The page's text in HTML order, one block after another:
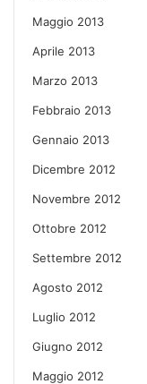
Maggio 2013
Aprile 2013
Marzo 2013
Febbraio 2013
Gennaio 2013
Dicembre 2012
Novembre 2012
Ottobre 2012
Settembre 2012
Agosto 2012
Luglio 2012
Giugno 2012
Maggio 2012